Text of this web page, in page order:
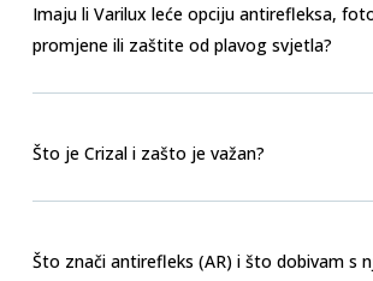
Imaju li Varilux leće opciju antirefleksa,
promjene ili zaštite od plavog svjetla?
Što je Crizal i zašto je važan?
Što znači antirefleks (AR) i što dobivam s